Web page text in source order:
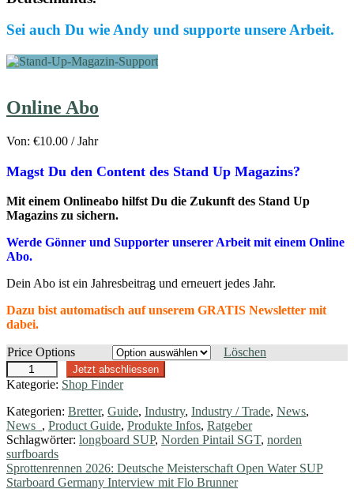
Sei auch Du wie Andy und supporte unsere Arbeit.
Online Abo
Von: €10.00 / Jahr
Magst Du den Content des Stand Up Magazins?
Mit einem Onlineabo hilfst Du die Zukunft des Stand Up
Magazins zu sichern.
Werde Gönner und Supporter unserer Arbeit mit einem Online
Abo.
Dein Abo ist ein Jahresbeitrag und erneuert jedes Jahr.
Dazu bist automatisch auf unserem GRATIS Newsletter mit
dabei.
Price Options
Löschen
O
n
i
n
e
A
b
o
Jetzt abschliessen
Kategorie: Shop Finder
Kategorien: Bretter, Guide, Industry, Industry / Trade, News,
News_ , Product Guide, Produkte Infos, Ratgeber
Schlagwörter: longboard SUP, Norden Pintail SGT, norden
surfboards
Beitragsnavigation
Vorheriger
Beitrag:
Sprottenrennen 2026: Deutsche Meisterschaft Open Water SUP
Nächster
Starboard Germany Interview mit Flo Brunner